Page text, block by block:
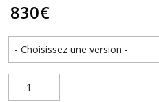
830€